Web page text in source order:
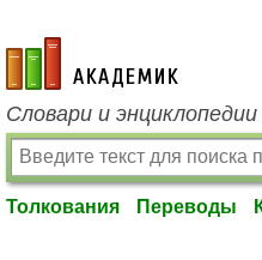
academic.ru
Словари и
Толкования Переводы